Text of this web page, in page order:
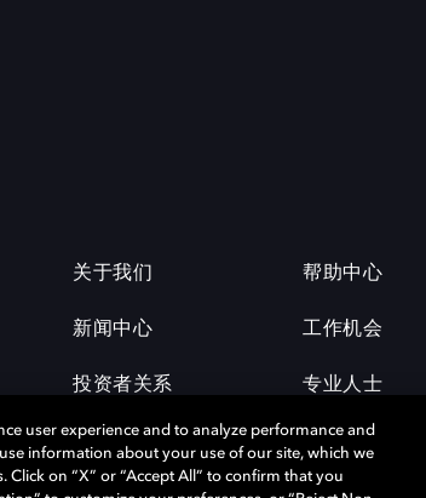
关于我们
新闻中心
投资者关系
帮助中心
工作机会
专业人士
user experience and to analyze performance and
information about your use of our site, which we
on “X” or “Accept All” to confirm that you